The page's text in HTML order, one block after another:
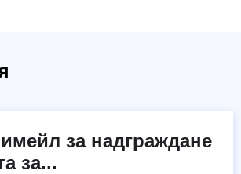
за надграждане
за...